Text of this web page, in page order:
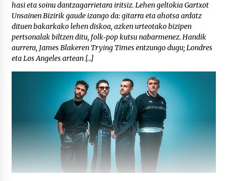
hasi eta soinu dantzagarrietara iritsiz. Lehen geltokia Gartxot
Unsainen Bizirik gaude izango da: gitarra eta ahotsa ardatz
dituen bakarkako lehen diskoa, azken urteotako bizipen
pertsonalak biltzen ditu, folk‑pop kutsu nabarmenez. Handik
aurrera, James Blakeren Trying Times entzungo dugu; Londres
eta Los Angeles artean […]